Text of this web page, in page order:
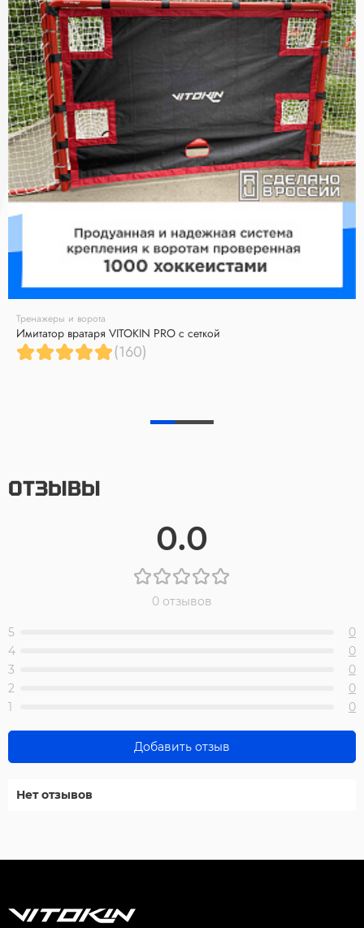
Тренажеры и ворота
Имитатор вратаря VITOKIN PRO с сеткой
(160)
ОТЗЫВЫ
0.0
0 отзывов
5
0
4
0
3
0
2
0
1
0
Добавить отзыв
Нет отзывов